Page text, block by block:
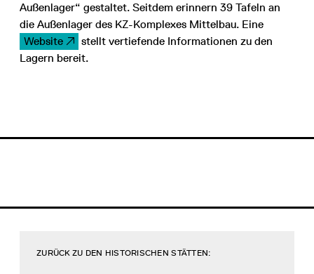
Außenlager“ gestaltet. Seitdem erinnern 39 Tafeln an
die Außenlager des KZ-Komplexes Mittelbau. Eine
Website
stellt vertiefende Informationen zu den
Lagern bereit.
ZURÜCK ZU DEN HISTORISCHEN STÄTTEN: